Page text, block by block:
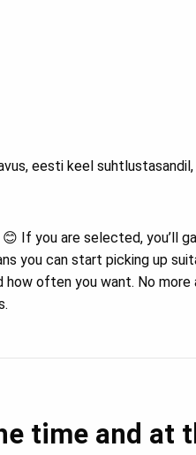
eesti keel
If you are selected, you’ll
you can start picking up
often you want. No more
time and at